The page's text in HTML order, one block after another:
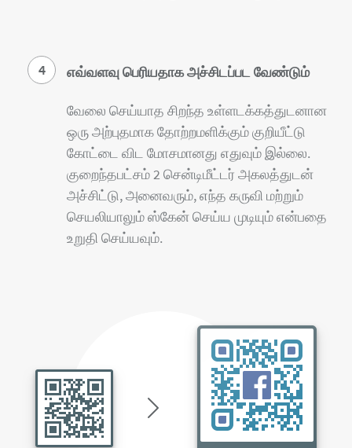
4 எவ்வளவு பெரியதாக அச்சிடப்பட வேண்டும்
வேலை செய்யாத சிறந்த உள்ளடக்கத்துடனான
ஒரு அற்புதமாக தோற்றமளிக்கும் குறியீட்டு
கோட்டை விட மோசமானது எதுவும் இல்லை.
குறைந்தபட்சம் 2 சென்டிமீட்டர் அகலத்துடன்
அச்சிட்டு, அனைவரும், எந்த கருவி மற்றும்
செயலியாலும் ஸ்கேன் செய்ய முடியும் என்பதை
உறுதி செய்யவும்.